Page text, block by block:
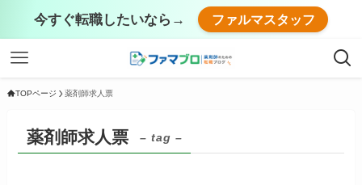
今すぐ転職したいなら→ ファルマスタッフ
TOPページ 薬剤師求人票
薬剤師求人票 – tag –